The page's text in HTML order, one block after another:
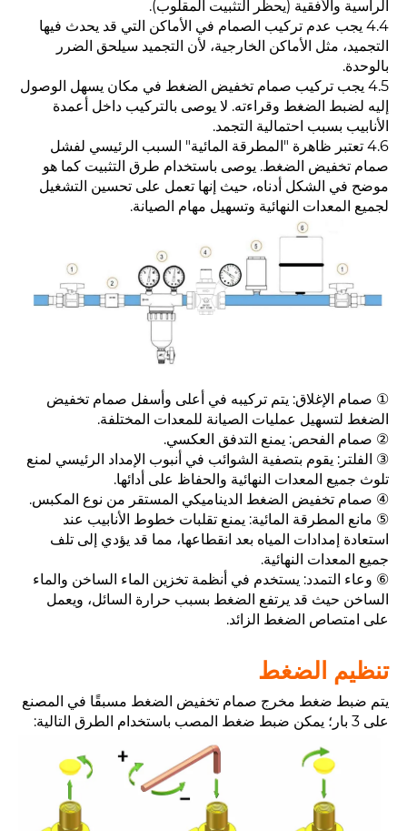
الرأسية والأفقية (يحظر التثبيت المقلوب).
4.4 يجب عدم تركيب الصمام في الأماكن التي قد يحدث فيها
التجميد، مثل الأماكن الخارجية، لأن التجميد سيلحق الضرر
بالوحدة.
4.5 يجب تركيب صمام تخفيض الضغط في مكان يسهل الوصول
إليه لضبط الضغط وقراءته. لا يوصى بالتركيب داخل أعمدة
الأنابيب بسبب احتمالية التجمد.
4.6 تعتبر ظاهرة "المطرقة المائية" السبب الرئيسي لفشل
صمام تخفيض الضغط. يوصى باستخدام طرق التثبيت كما هو
موضح في الشكل أدناه، حيث إنها تعمل على تحسين التشغيل
لجميع المعدات النهائية وتسهيل مهام الصيانة.
① صمام الإغلاق: يتم تركيبه في أعلى وأسفل صمام تخفيض
الضغط لتسهيل عمليات الصيانة للمعدات المختلفة.
② صمام الفحص: يمنع التدفق العكسي.
③ الفلتر: يقوم بتصفية الشوائب في أنبوب الإمداد الرئيسي لمنع
تلوث جميع المعدات النهائية والحفاظ على أدائها.
④ صمام تخفيض الضغط الديناميكي المستقر من نوع المكبس.
⑤ مانع المطرقة المائية: يمنع تقلبات خطوط الأنابيب عند
استعادة إمدادات المياه بعد انقطاعها، مما قد يؤدي إلى تلف
جميع المعدات النهائية.
⑥ وعاء التمدد: يستخدم في أنظمة تخزين الماء الساخن والماء
الساخن حيث قد يرتفع الضغط بسبب حرارة السائل، ويعمل
على امتصاص الضغط الزائد.
تنظيم الضغط
يتم ضبط ضغط مخرج صمام تخفيض الضغط مسبقًا في المصنع
على 3 بار؛ يمكن ضبط ضغط المصب باستخدام الطرق التالية: